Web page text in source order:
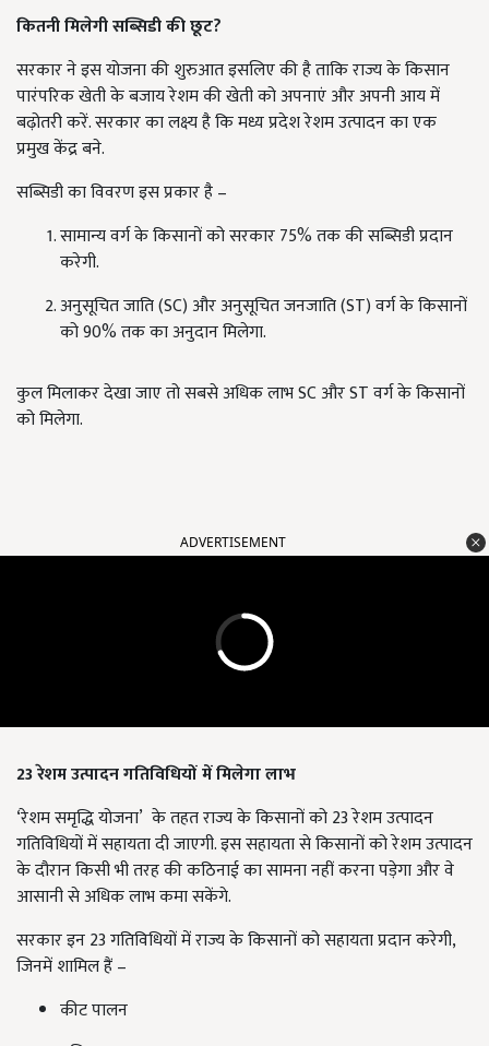
कितनी मिलेगी सब्सिडी की छूट?
सरकार ने इस योजना की शुरुआत इसलिए की है ताकि राज्य के किसान
पारंपरिक खेती के बजाय रेशम की खेती को अपनाएं और अपनी आय में
बढ़ोतरी करें. सरकार का लक्ष्य है कि मध्य प्रदेश रेशम उत्पादन का एक
प्रमुख केंद्र बने.
सब्सिडी का विवरण इस प्रकार है –
सामान्य वर्ग के किसानों को सरकार 75% तक की सब्सिडी प्रदान
करेगी.
अनुसूचित जाति (SC) और अनुसूचित जनजाति (ST) वर्ग के किसानों
को 90% तक का अनुदान मिलेगा.
कुल मिलाकर देखा जाए तो सबसे अधिक लाभ SC और ST वर्ग के किसानों
को मिलेगा.
ADVERTISEMENT
23रेशम उत्पादन गतिविधियों में मिलेगा लाभ
‘रेशम समृद्धि योजना’ के तहत राज्य के किसानों को 23 रेशम उत्पादन
गतिविधियों में सहायता दी जाएगी. इस सहायता से किसानों को रेशम उत्पादन
के दौरान किसी भी तरह की कठिनाई का सामना नहीं करना पड़ेगा और वे
आसानी से अधिक लाभ कमा सकेंगे.
सरकार इन 23 गतिविधियों में राज्य के किसानों को सहायता प्रदान करेगी,
जिनमें शामिल हैं –
कीट पालन